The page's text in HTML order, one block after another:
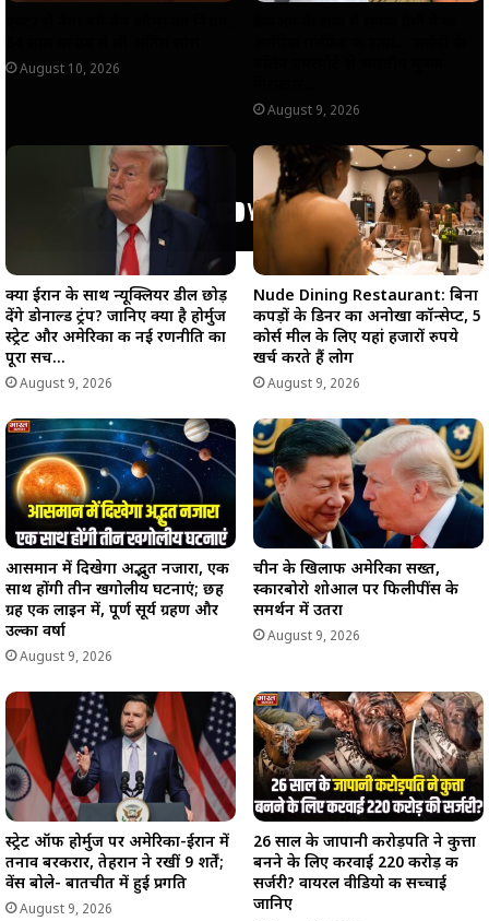
August 10, 2026
August 9, 2026
क्या ईरान के साथ न्यूक्लियर डील छोड़
देंगे डोनाल्ड ट्रंप? जानिए क्या है होर्मुज
स्ट्रेट और अमेरिका की नई रणनीति का
पूरा सच…
August 9, 2026
Nude Dining Restaurant: बिना
कपड़ों के डिनर का अनोखा कॉन्सेप्ट, 5
कोर्स मील के लिए यहां हजारों रुपये
खर्च करते हैं लोग
August 9, 2026
आसमान में दिखेगा अद्भुत नजारा, एक
साथ होंगी तीन खगोलीय घटनाएं; छह
ग्रह एक लाइन में, पूर्ण सूर्य ग्रहण और
उल्का वर्षा
August 9, 2026
चीन के खिलाफ अमेरिका सख्त,
स्कारबोरो शोआल पर फिलीपींस के
समर्थन में उतरा
August 9, 2026
स्ट्रेट ऑफ होर्मुज पर अमेरिका-ईरान में
तनाव बरकरार, तेहरान ने रखीं 9 शर्तें;
वेंस बोले- बातचीत में हुई प्रगति
August 9, 2026
26 साल के जापानी करोड़पति ने कुत्ता
बनने के लिए करवाई 220 करोड़ की
सर्जरी? वायरल वीडियो की सच्चाई
जानिए